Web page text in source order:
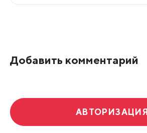
Добавить комментарий
АВТОРИЗАЦИЯ